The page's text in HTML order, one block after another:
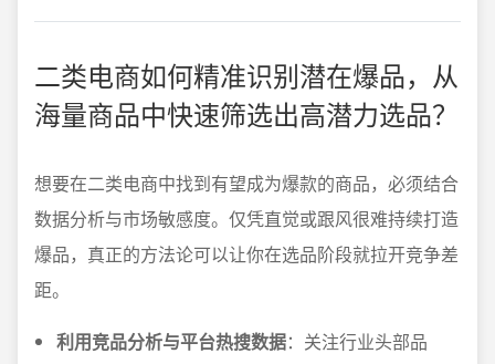
二类电商如何精准识别潜在爆品，从
海量商品中快速筛选出高潜力选品？
想要在二类电商中找到有望成为爆款的商品，必须结合
数据分析与市场敏感度。仅凭直觉或跟风很难持续打造
爆品，真正的方法论可以让你在选品阶段就拉开竞争差
距。
利用竞品分析与平台热搜数据：关注行业头部品